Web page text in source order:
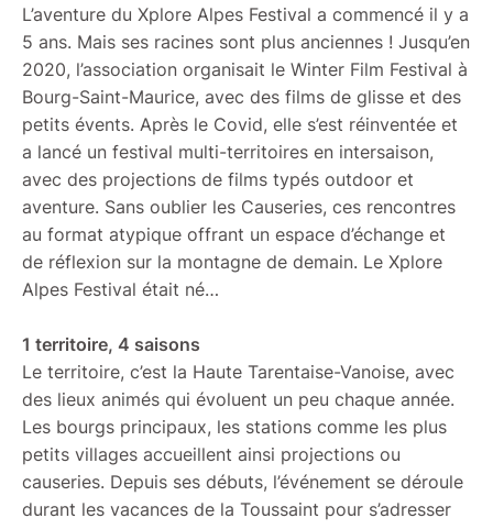
L’aventure du Xplore Alpes Festival a commencé il y a
5 ans. Mais ses racines sont plus anciennes ! Jusqu’en
2020, l’association organisait le Winter Film Festival à
Bourg-Saint-Maurice, avec des films de glisse et des
petits évents. Après le Covid, elle s’est réinventée et
a lancé un festival multi-territoires en intersaison,
avec des projections de films typés outdoor et
aventure. Sans oublier les Causeries, ces rencontres
au format atypique offrant un espace d’échange et
de réflexion sur la montagne de demain. Le Xplore
Alpes Festival était né…
1 territoire, 4 saisons
Le territoire, c’est la Haute Tarentaise-Vanoise, avec
des lieux animés qui évoluent un peu chaque année.
Les bourgs principaux, les stations comme les plus
petits villages accueillent ainsi projections ou
causeries. Depuis ses débuts, l’événement se déroule
durant les vacances de la Toussaint pour s’adresser